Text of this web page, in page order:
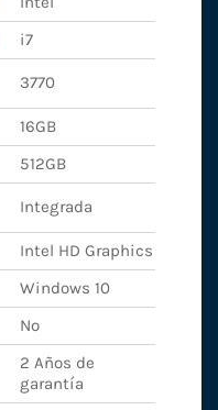
i7
3770
16GB
512GB
Integrada
Intel HD Graphics
Windows 10
No
2 Años de
garantía